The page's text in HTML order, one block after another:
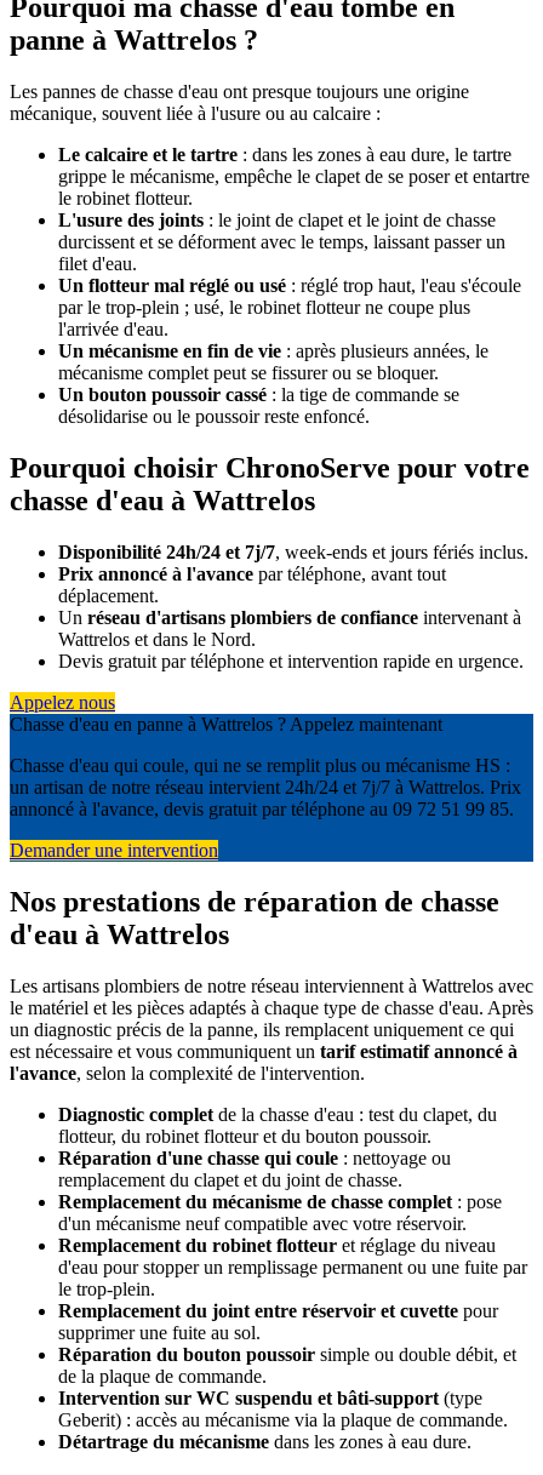
Pourquoi ma chasse d'eau tombe en
panne à Wattrelos ?
Les pannes de chasse d'eau ont presque toujours une origine
mécanique, souvent liée à l'usure ou au calcaire :
Le calcaire et le tartre : dans les zones à eau dure, le tartre
grippe le mécanisme, empêche le clapet de se poser et entartre
le robinet flotteur.
L'usure des joints : le joint de clapet et le joint de chasse
durcissent et se déforment avec le temps, laissant passer un
filet d'eau.
Un flotteur mal réglé ou usé : réglé trop haut, l'eau s'écoule
par le trop-plein ; usé, le robinet flotteur ne coupe plus
l'arrivée d'eau.
Un mécanisme en fin de vie : après plusieurs années, le
mécanisme complet peut se fissurer ou se bloquer.
Un bouton poussoir cassé : la tige de commande se
désolidarise ou le poussoir reste enfoncé.
Pourquoi choisir ChronoServe pour votre
chasse d'eau à Wattrelos
Disponibilité 24h/24 et 7j/7, week-ends et jours fériés inclus.
Prix annoncé à l'avance par téléphone, avant tout
déplacement.
Un réseau d'artisans plombiers de confiance intervenant à
Wattrelos et dans le Nord.
Devis gratuit par téléphone et intervention rapide en urgence.
Appelez nous
Chasse d'eau en panne à Wattrelos ? Appelez maintenant
Chasse d'eau qui coule, qui ne se remplit plus ou mécanisme HS :
un artisan de notre réseau intervient 24h/24 et 7j/7 à Wattrelos. Prix
annoncé à l'avance, devis gratuit par téléphone au 09 72 51 99 85.
Demander une intervention
Nos prestations de réparation de chasse
d'eau à Wattrelos
Les artisans plombiers de notre réseau interviennent à Wattrelos avec
le matériel et les pièces adaptés à chaque type de chasse d'eau. Après
un diagnostic précis de la panne, ils remplacent uniquement ce qui
est nécessaire et vous communiquent un tarif estimatif annoncé à
l'avance, selon la complexité de l'intervention.
Diagnostic complet de la chasse d'eau : test du clapet, du
flotteur, du robinet flotteur et du bouton poussoir.
Réparation d'une chasse qui coule : nettoyage ou
remplacement du clapet et du joint de chasse.
Remplacement du mécanisme de chasse complet : pose
d'un mécanisme neuf compatible avec votre réservoir.
Remplacement du robinet flotteur et réglage du niveau
d'eau pour stopper un remplissage permanent ou une fuite par
le trop-plein.
Remplacement du joint entre réservoir et cuvette pour
supprimer une fuite au sol.
Réparation du bouton poussoir simple ou double débit, et
de la plaque de commande.
Intervention sur WC suspendu et bâti-support (type
Geberit) : accès au mécanisme via la plaque de commande.
Détartrage du mécanisme dans les zones à eau dure.